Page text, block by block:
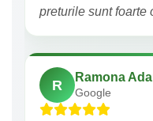
preturile sunt foarte
R
Ramona
Google